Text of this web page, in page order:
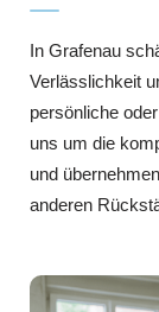
In Grafenau
Verlässlichkeit
persönliche
uns um die
und
anderen